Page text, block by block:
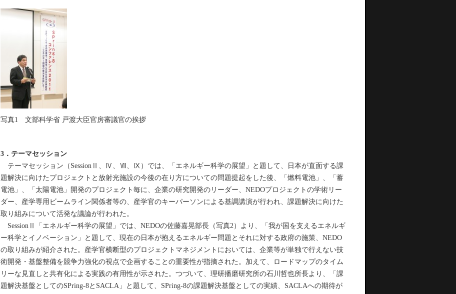
写真1 文部科学省 戸渡大臣官房審議官の挨拶
3．テーマセッション
テーマセッション（SessionⅡ、Ⅳ、Ⅶ、Ⅸ）では、「エネルギー科学の展望」と題して、日本が直面する課
題解決に向けたプロジェクトと放射光施設の今後の在り方についての問題提起をした後、「燃料電池」、「蓄
電池」、「太陽電池」開発のプロジェクト毎に、企業の研究開発のリーダー、NEDOプロジェクトの学術リー
ダー、産学専用ビームライン関係者等の、産学官のキーパーソンによる基調講演が行われ、課題解決に向けた
取り組みについて活発な議論が行われた。
SessionⅡ「エネルギー科学の展望」では、NEDOの佐藤嘉晃部長（写真2）より、「我が国を支えるエネルギ
ー科学とイノベーション」と題して、現在の日本が抱えるエネルギー問題とそれに対する政府の施策、NEDO
の取り組みが紹介された。産学官横断型のプロジェクトマネジメントにおいては、企業等が単独で行えない技
術開発・基盤整備を競争力強化の視点で企画することの重要性が指摘された。加えて、ロードマップのタイム
リーな見直しと共有化による実践の有用性が示された。つづいて、理研播磨研究所の石川哲也所長より、「課
題解決基盤としてのSPring-8とSACLA」と題して、SPring-8の課題解決基盤としての実績、SACLAへの期待が